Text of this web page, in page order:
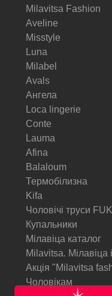
Milavitsa Fashion
Aveline
Misstyle
Luna
Milabel
Avals
Ангела
Loca lingerie
Conte
Lauma
Afina
Balaloum
Термобілизна
Kifa
Чоловічі труси
Купальники
Мілавіца каталог
Milavitsa. Мілавіца
Акція "Milavitsa
Чоловікам